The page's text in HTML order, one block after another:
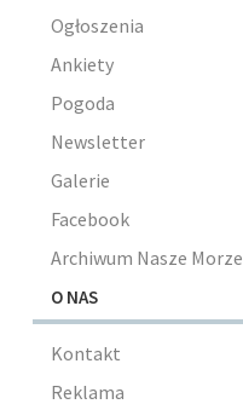
Ogłoszenia
Ankiety
Pogoda
Newsletter
Galerie
Facebook
Archiwum Nasze Morze
O NAS
Kontakt
Reklama